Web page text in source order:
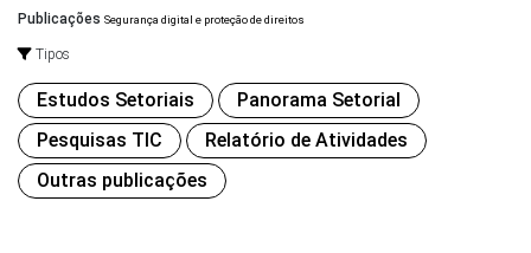
Publicações Segurança digital e proteção de direitos
Tipos
Estudos Setoriais
Panorama Setorial
Pesquisas TIC
Relatório de Atividades
Outras publicações